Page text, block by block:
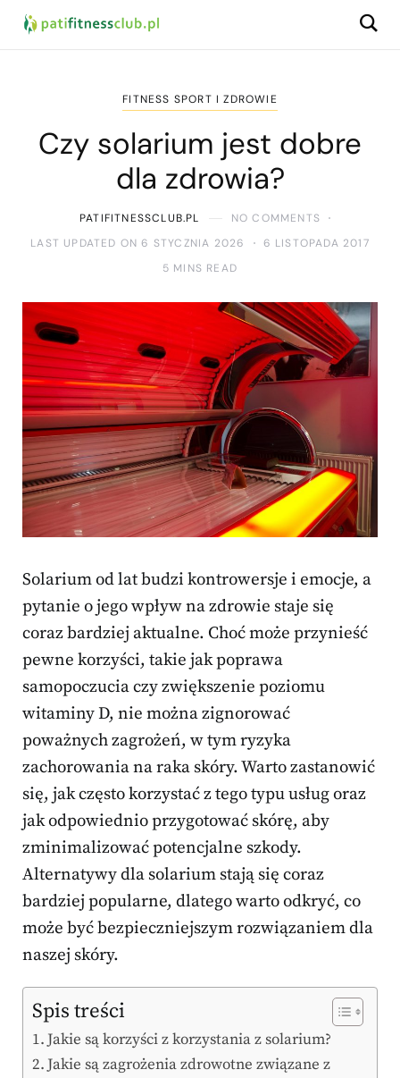
FITNESS SPORT I ZDROWIE
Czy solarium jest dobre
dla zdrowia?
PATIFITNESSCLUB.PL
NO COMMENTS
LAST UPDATED ON 6 STYCZNIA 2026
6 LISTOPADA 2017
5 MINS READ
Solarium od lat budzi kontrowersje i emocje, a
pytanie o jego wpływ na zdrowie staje się
coraz bardziej aktualne. Choć może przynieść
pewne korzyści, takie jak poprawa
samopoczucia czy zwiększenie poziomu
witaminy D, nie można zignorować
poważnych zagrożeń, w tym ryzyka
zachorowania na raka skóry. Warto zastanowić
się, jak często korzystać z tego typu usług oraz
jak odpowiednio przygotować skórę, aby
zminimalizować potencjalne szkody.
Alternatywy dla solarium stają się coraz
bardziej popularne, dlatego warto odkryć, co
może być bezpieczniejszym rozwiązaniem dla
naszej skóry.
Spis treści
Jakie są korzyści z korzystania z solarium?
Jakie są zagrożenia zdrowotne związane z